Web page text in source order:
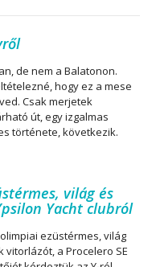
de nem a Balatonon.
hogy ez a mese
Csak merjetek
út, egy izgalmas
története, következik.
világ és
Yacht clubról
ezüstérmes, világ
vitorlázót, a Procelero SE